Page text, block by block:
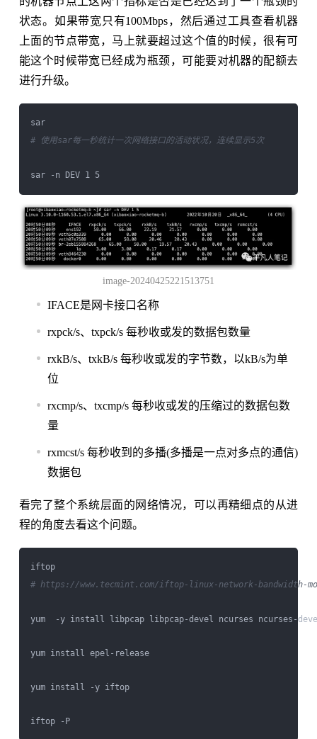
状态。如果带宽只有100Mbps，然后通过工具查看机器
上面的节点带宽，马上就要超过这个值的时候，很有可
能这个时候带宽已经成为瓶颈，可能要对机器的配额去
进行升级。
sar
# 使用sar每一秒统计一次网络接口的活动状况，连续显示5次
sar -n DEV 1 5
image-20240425221513751
IFACE是网卡接口名称
rxpck/s、txpck/s 每秒收或发的数据包数量
rxkB/s、txkB/s 每秒收或发的字节数，以kB/s为单
位
rxcmp/s、txcmp/s 每秒收或发的压缩过的数据包数
量
rxmcst/s 每秒收到的多播(多播是一点对多点的通信)
数据包
看完了整个系统层面的网络情况，可以再精细点的从进
程的角度去看这个问题。
iftop
# https://www.tecmint.com/iftop-linux-network-bandwidth-
yum  -y install libpcap libpcap-devel ncurses ncurses-
yum install epel-release
yum install -y iftop
iftop -P